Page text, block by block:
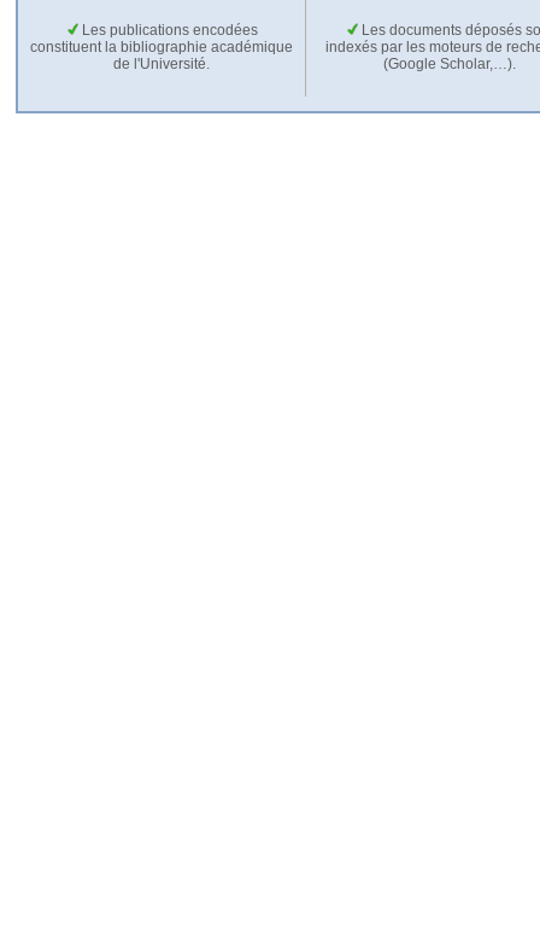
Les publications encodées
constituent la bibliographie académique
de l'Université.
Les documents déposés
indexés par les moteurs de
(Google Scholar,…).